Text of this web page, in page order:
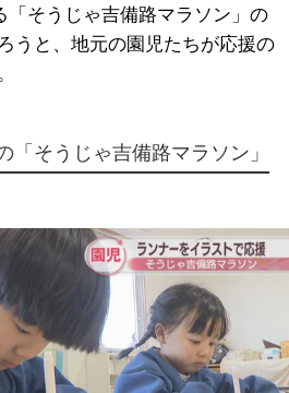
そうじゃ吉備路マラソン」の
うと、地元の園児たちが応援の
「そうじゃ吉備路マラソン」